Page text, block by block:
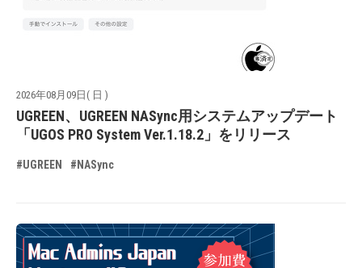
2026年08月09日( 日 )
UGREEN、UGREEN NASync用システムアップデート
「UGOS PRO System Ver.1.18.2」をリリース
#UGREEN #NASync